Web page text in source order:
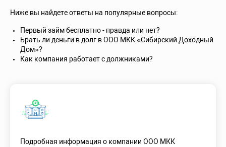
Ниже вы найдете ответы на популярные вопросы:
Первый займ бесплатно - правда или нет?
Брать ли деньги в долг в ООО МКК «Сибирский Доходный
Дом»?
Как компания работает с должниками?
Подробная информация о компании ООО МКК